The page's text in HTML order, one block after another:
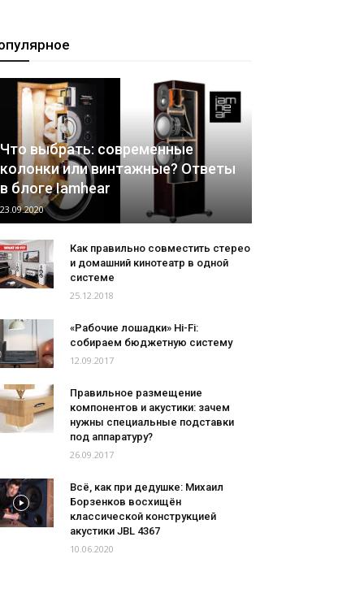
Что выбрать: современные
колонки или винтажные? Ответы
в блоге Iamhear
23.09.2020
Как правильно совместить стерео
и домашний кинотеатр в одной
системе
25.12.2018
«Рабочие лошадки» Hi-Fi:
собираем бюджетную систему
12.09.2017
Правильное размещение
компонентов и акустики: зачем
нужны специальные подставки
под аппаратуру?
26.09.2017
Всё, как при дедушке: Михаил
Борзенков восхищён
классической конструкцией
акустики JBL 4367
10.06.2020